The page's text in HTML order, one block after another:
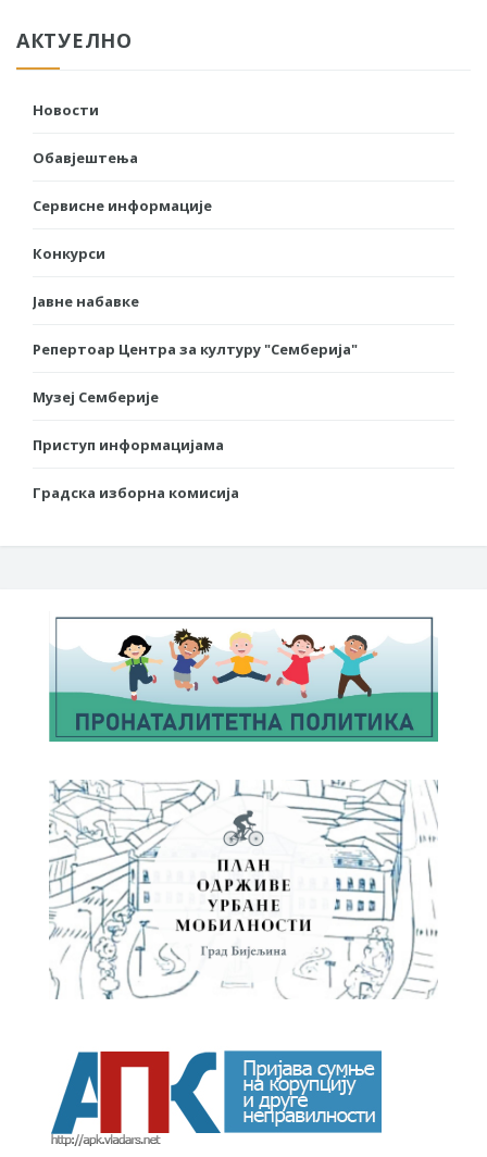
АКТУЕЛНО
Новости
Обавјештења
Сервисне информације
Конкурси
Јавне набавке
Репертоар Центра за културу "Семберија"
Музеј Семберије
Приступ информацијама
Градска изборна комисија